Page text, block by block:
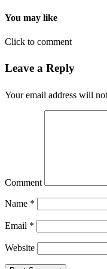
You may like
Click to comment
Leave a Reply
Your email address will
Comment
Name *
Email *
Website